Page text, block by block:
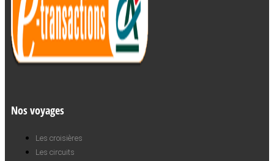
Nos voyages
Les croisières
Les circuits